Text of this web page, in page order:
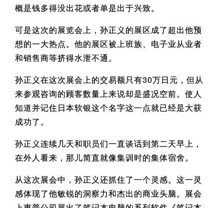
概是钱多得没出花或者单是出于兴致。
可是这次的展览会上，孙正义的展区成了超出他预
想的一大热点。他的展区被上班族、电子业从业者
和销售商等挤得水泄不通。
孙正义在这次展会上的交易额只有30万日元，但从
来参观咨询的顾客数量上来说却是盛况空前。使人
知道并记住日本软银这个名字这一点就已经是大获
成功了。
孙正义连续几天和职员们一直谈话到第二天早上，
在外人看来，那儿简直就像集训时的集体宿舍。
从这次展会中，孙正义还抓住了一个灵感。这一灵
感体现了他敏锐的洞察力和杰出的商业头脑。展会